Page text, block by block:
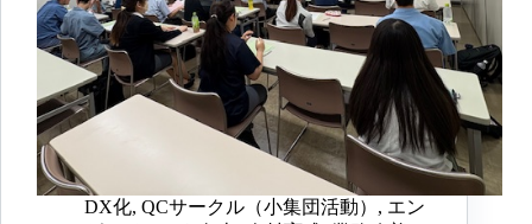
DX化, QCサークル（小集団活動） , エン